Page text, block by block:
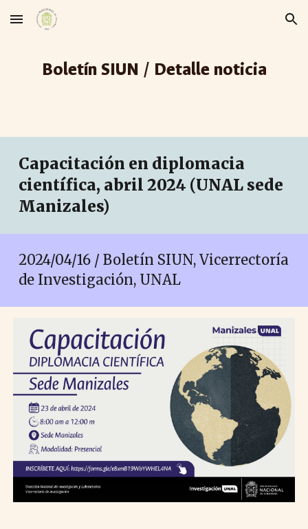
Skip to main content Skip to navigation
Boletín SIUN / Detalle noticia
Capacitación en diplomacia
científica, abril 2024 (UNAL sede
Manizales)
2024/04/16 / Boletín SIUN, Vicerrectoría
de Investigación, UNAL